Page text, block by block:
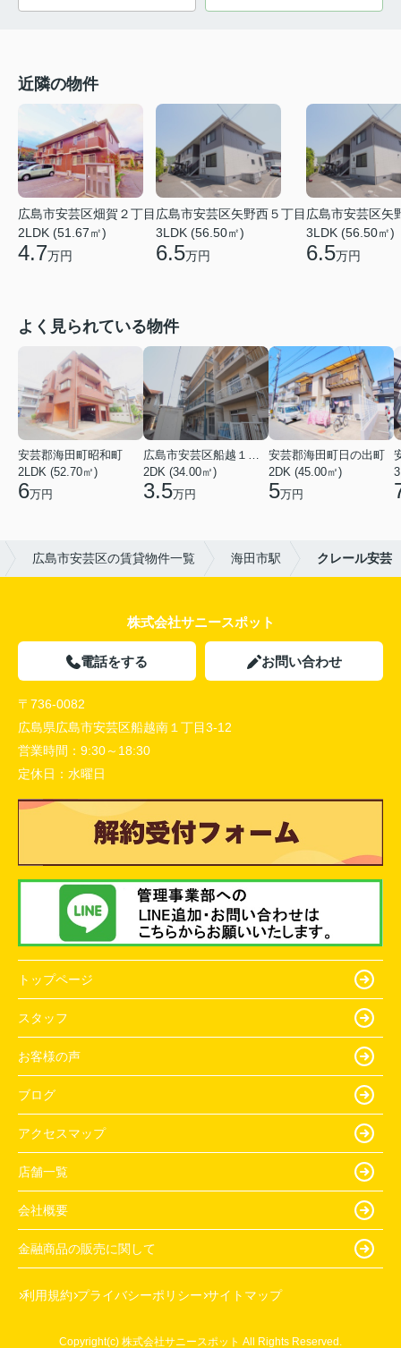
近隣の物件
広島市安芸区畑賀２丁目
2LDK (51.67㎡)
4.7万円
広島市安芸区矢野西５丁目
3LDK (56.50㎡)
6.5万円
広島市安芸区矢
3LDK (56.50㎡)
6.5万円
よく見られている物件
安芸郡海田町昭和町
2LDK (52.70㎡)
6万円
広島市安芸区船越１丁目
2DK (34.00㎡)
3.5万円
安芸郡海田町日の出町
2DK (45.00㎡)
5万円
広島市安芸区の賃貸物件一覧 海田市駅 クレール安芸
株式会社サニースポット
電話をする お問い合わせ
〒736-0082
広島県広島市安芸区船越南１丁目3-12
営業時間： 9:30～18:30
定休日： 水曜日
トップページ
スタッフ
お客様の声
ブログ
アクセスマップ
店舗一覧
会社概要
金融商品の販売に関して
利用規約 プライバシーポリシー サイトマップ
Copyright(c) 株式会社サニースポット All Rights Reserved.